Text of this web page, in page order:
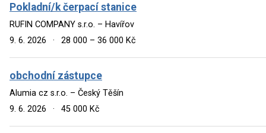
Pokladní/k čerpací stanice
RUFIN COMPANY s.r.o. – Havířov
9. 6. 2026
· 28 000 – 36 000 Kč
obchodní zástupce
Alumia cz s.r.o. – Český Těšín
9. 6. 2026
· 45 000 Kč